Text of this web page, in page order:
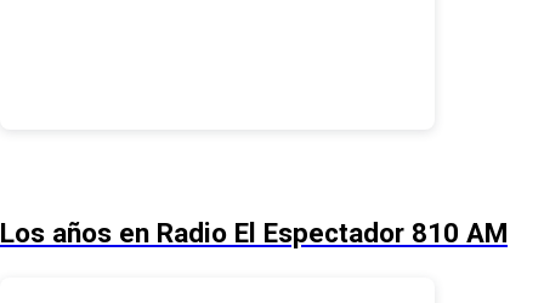
Los años en Radio El Espectador 810 AM